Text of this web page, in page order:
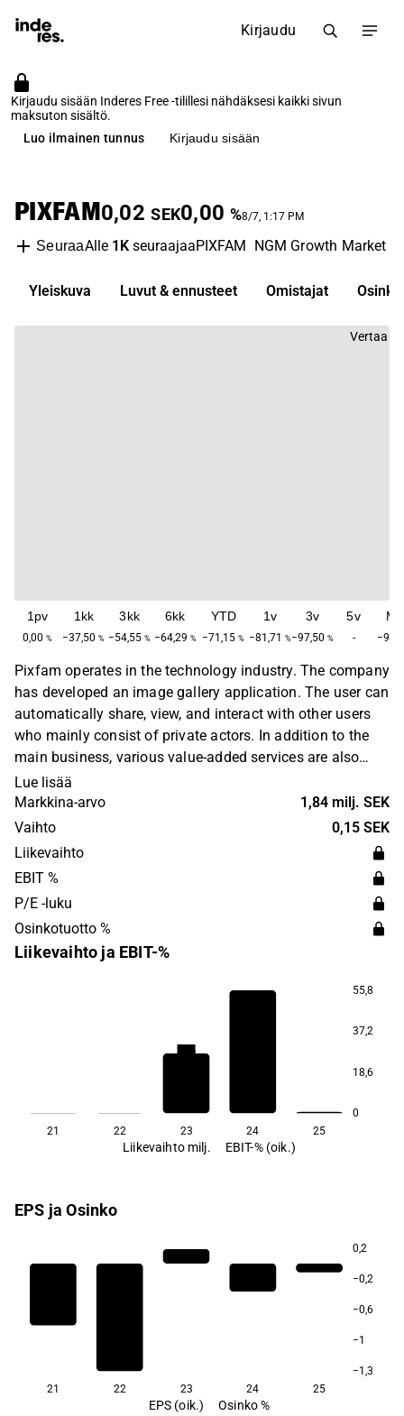
Kirjaudu
Kirjaudu sisään Inderes Free -tilillesi nähdäksesi kaikki sivun
maksuton sisältö.
Luo ilmainen tunnus
Kirjaudu sisään
PIXFAM0,02 SEK0,00 %8/7, 1:17 PM
SeuraaAlle 1KseuraajaaPIXFAM NGM Growth Market
Yleiskuva Luvut & ennusteet Omistajat Osinko
Vertaa
1pv
0,00 %
1kk
−37,50 %
3kk
−54,55 %
6kk
−64,29 %
YTD
−71,15 %
1v
−81,71 %
3v
−97,50 %
5v
-
Pixfam operates in the technology industry. The company
has developed an image gallery application. The user can
automatically share, view, and interact with other users
who mainly consist of private actors. In addition to the
main business, various value-added services are also
offered within the company's digital platform. The largest
operations are in the Nordic region. Pixfam was founded
in 2013 and is headquartered in Stockholm.
Lue lisää
Markkina-arvo
1,84 milj. SEK
Vaihto
0,15 SEK
Liikevaihto
EBIT %
P/E -luku
Osinkotuotto %
Liikevaihto ja EBIT-%
55,8
37,2
18,6
0
22,5
21 22 23 24 25
Liikevaihto milj. EBIT-% (oik.)
EPS ja Osinko
0,2
−0,2
−0,6
−1
−1,3
21
22 23 24 25
EPS (oik.) Osinko %